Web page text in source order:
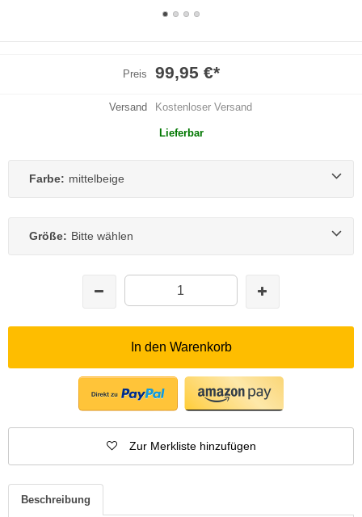
Preis 99,95 €*
Versand Kostenloser Versand
Lieferbar
Farbe: mittelbeige
Größe: Bitte wählen
In den Warenkorb
Zur Merkliste hinzufügen
Beschreibung